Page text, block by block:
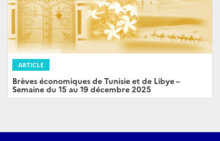
ARTICLE
Brèves économiques de Tunisie et de Libye –
Semaine du 15 au 19 décembre 2025